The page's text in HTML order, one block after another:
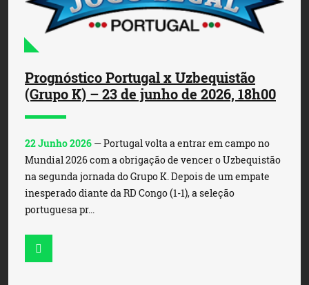
Prognóstico Portugal x Uzbequistão
(Grupo K) – 23 de junho de 2026, 18h00
22 Junho 2026 — Portugal volta a entrar em campo no
Mundial 2026 com a obrigação de vencer o Uzbequistão
na segunda jornada do Grupo K. Depois de um empate
inesperado diante da RD Congo (1-1), a seleção
portuguesa pr...